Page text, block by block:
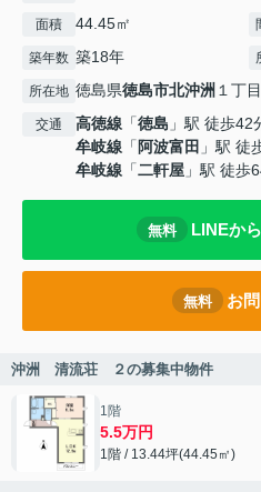
面積 44.45㎡
築年数 築18年
所在地 徳島県徳島市北沖洲 １丁
交通 高徳線 「徳島 」駅 徒歩42
牟岐線 「 阿波富田 」駅 徒
牟岐線 「二軒屋 」駅 徒歩
無料 LINEか
無料 お
沖洲 清流荘 ２の募集中物件
1階
5.5万円
1階 / 13.44坪(44.45㎡)